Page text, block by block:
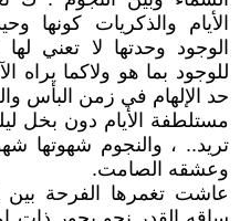
الأيام والذكريات كونها
الوجود وحدتها لا تعني
للوجود بما هو ولاكما
حد الإلهام في زمن البأس
مستلطفة الأيام دون بخل
تريد.. ، والنجوم شهوتها
وعشقه الصامت.
عاشت تغمرها الفرحة بين